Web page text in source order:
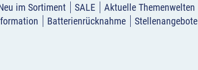
im Sortiment SALE Aktuelle Themenwelten
Batterienrücknahme Stellenangebote